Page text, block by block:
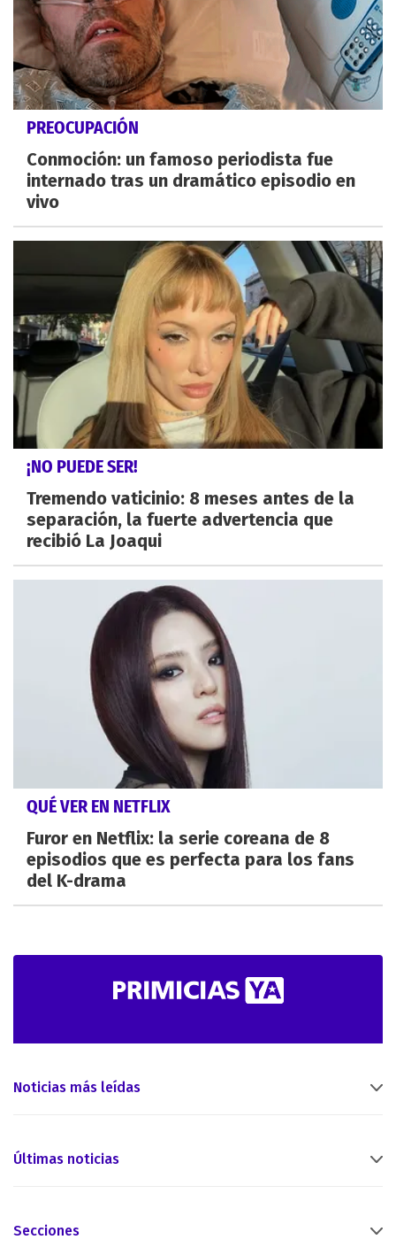
PREOCUPACIÓN
Conmoción: un famoso periodista fue
internado tras un dramático episodio en
vivo
¡NO PUEDE SER!
Tremendo vaticinio: 8 meses antes de la
separación, la fuerte advertencia que
recibió La Joaqui
QUÉ VER EN NETFLIX
Furor en Netflix: la serie coreana de 8
episodios que es perfecta para los fans
del K-drama
Noticias más leídas
Últimas noticias
Secciones